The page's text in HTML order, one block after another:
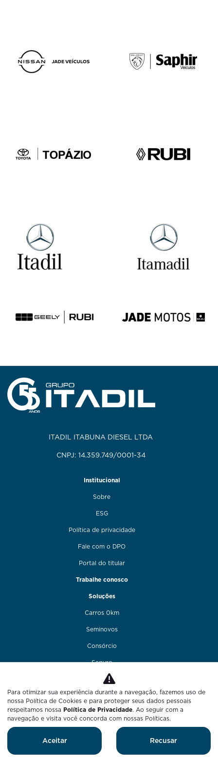
ITADIL ITABUNA DIESEL LTDA
CNPJ: 14.359.749/0001-34
Institucional
Sobre
ESG
Política de privacidade
Fale com o DPO
Portal do titular
Trabalhe conosco
Soluções
Carros 0km
Seminovos
Consórcio
Seguro
Financiamento
Funilaria e pintura
Fale conosco
Blog
Desenvolvido pela DEALERSPACE ® Direitos Reservados.
Para otimizar sua experiência durante a navegação, fazemos uso de
nossa Política de Cookies e para proteger seus dados pessoais
respeitamos nossa Política de Privacidade. Ao seguir com a
navegação e visita você concorda com nossas Políticas.
Aceitar Recusar